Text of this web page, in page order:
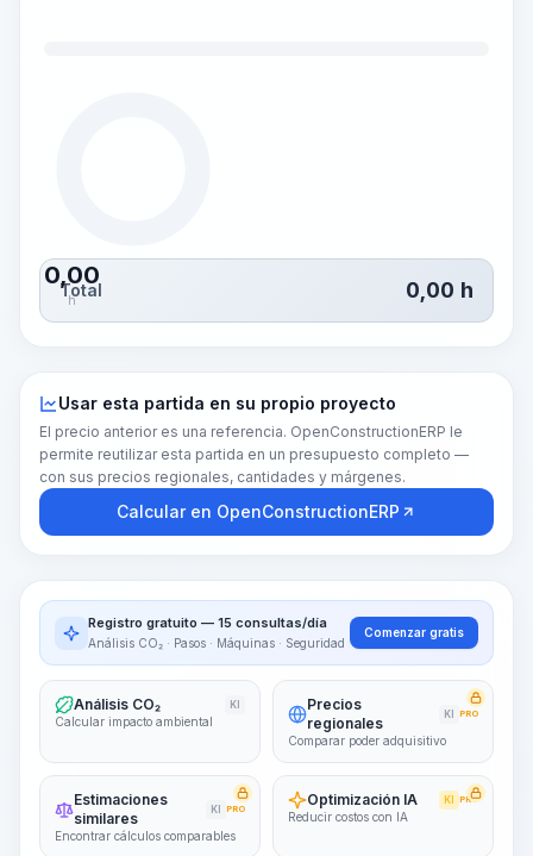
0,00
h
Total 0,00 h
Usar esta partida en su propio proyecto
El precio anterior es una referencia. OpenConstructionERP le
permite reutilizar esta partida en un presupuesto completo —
con sus precios regionales, cantidades y márgenes.
Calcular en OpenConstructionERP
Registro gratuito — 15 consultas/día
Análisis CO₂ · Pasos · Máquinas · Seguridad
Comenzar gratis
Análisis CO₂ KI
Calcular impacto ambiental
Precios
regionales
KI PRO
Comparar poder adquisitivo
Estimaciones
similares
KI PRO
Encontrar cálculos comparables
Optimización IA KI PRO
Reducir costos con IA